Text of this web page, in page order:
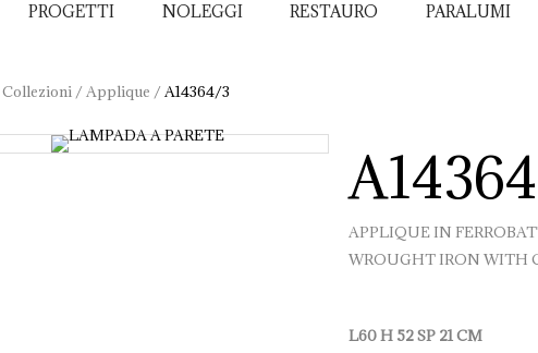
PROGETTI NOLEGGI RESTAURO PARALUMI
Collezioni /Applique /A14364/3
APPLIQUE IN
WROUGHT IRON WITH
L60 H 52 SP 21 CM